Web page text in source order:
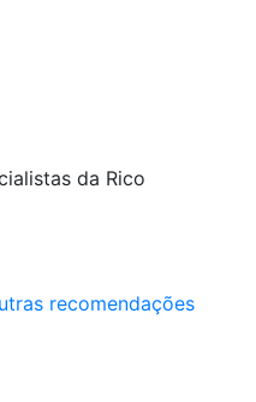
da Rico
recomendações